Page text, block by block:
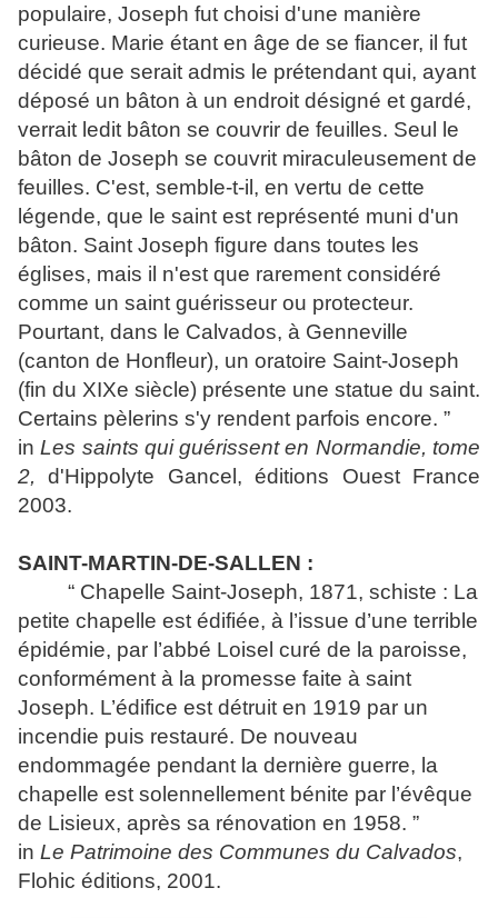
populaire, Joseph fut choisi d'une manière
curieuse. Marie étant en âge de se fiancer, il fut
décidé que serait admis le prétendant qui, ayant
déposé un bâton à un endroit désigné et gardé,
verrait ledit bâton se couvrir de feuilles. Seul le
bâton de Joseph se couvrit miraculeusement de
feuilles. C'est, semble‑t‑il, en vertu de cette
légende, que le saint est représenté muni d'un
bâton. Saint Joseph figure dans toutes les
églises, mais il n'est que rarement considéré
comme un saint guérisseur ou protecteur.
Pourtant, dans le Calvados, à Genneville
(canton de Honfleur), un oratoire Saint­-Joseph
(fin du XIXe siècle) présente une statue du saint.
Certains pèlerins s'y rendent parfois encore. ”
inLes saints qui guérissent en Normandie, tome
2, d'Hippolyte Gancel, éditions Ouest France
2003.
SAINT-MARTIN-DE-SALLEN :
“ Chapelle Saint-Joseph, 1871, schiste : La
petite chapelle est édifiée, à l’issue d’une terrible
épidémie, par l’abbé Loisel curé de la paroisse,
conformément à la promesse faite à saint
Joseph. L’édifice est détruit en 1919 par un
incendie puis restauré. De nouveau
endommagée pendant la dernière guerre, la
chapelle est solennellement bénite par l’évêque
de Lisieux, après sa rénovation en 1958. ”
in Le Patrimoine des Communes du Calvados,
Flohic éditions, 2001.